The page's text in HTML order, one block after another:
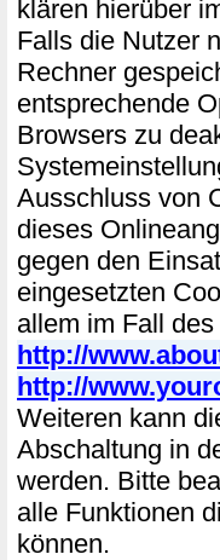
klären hierüber
Falls die Nutzer
Rechner
entsprechende
Browsers zu
Ausschluss von
dieses
gegen den
eingesetzten
allem im Fall
http://
http://
Weiteren kann
Abschaltung in
werden. Bitte
alle Funktionen
können.